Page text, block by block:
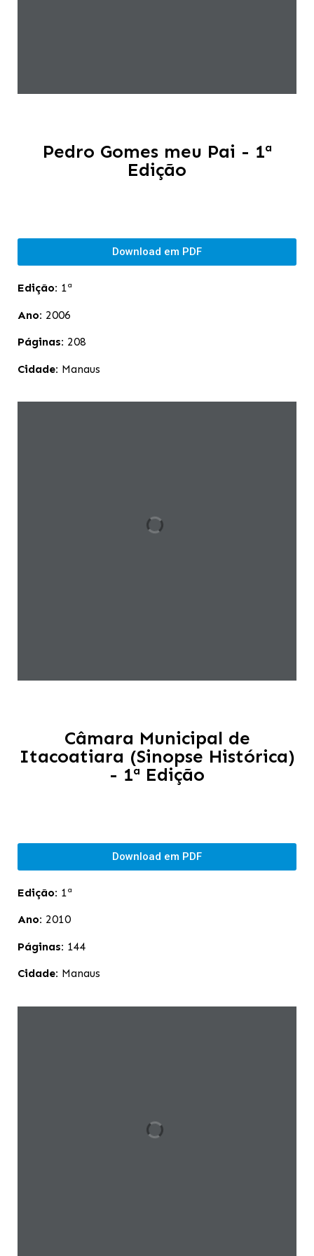
Pedro Gomes meu Pai - 1ª
Edição
Download em PDF
Edição: 1ª
Ano: 2006
Páginas: 208
Cidade: Manaus
Câmara Municipal de
Itacoatiara (Sinopse Histórica)
- 1ª Edição
Download em PDF
Edição: 1ª
Ano: 2010
Páginas: 144
Cidade: Manaus